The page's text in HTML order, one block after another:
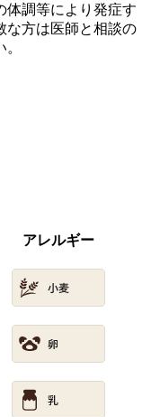
体調等により発症す
な方は医師と相談の
アレルギー